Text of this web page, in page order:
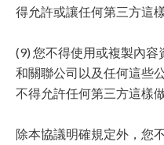
得允許或讓任何第三方這樣
(9) 您不得使用或複製內
和關聯公司以及任何這些
不得允許任何第三方這樣
除本協議明確規定外，您